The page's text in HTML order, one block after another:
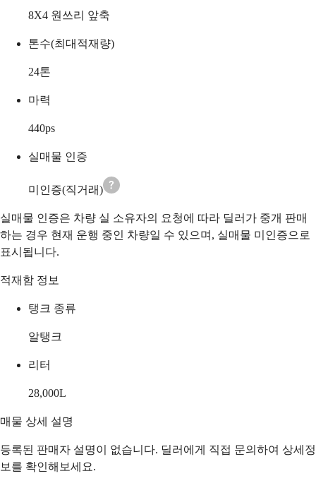
8X4 원쓰리 앞축
톤수(최대적재량)
24톤
마력
440ps
실매물 인증
미인증(직거래)
실매물 인증은 차량 실 소유자의 요청에 따라 딜러가 중개 판매
하는 경우 현재 운행 중인 차량일 수 있으며, 실매물 미인증으로
표시됩니다.
적재함 정보
탱크 종류
알탱크
리터
28,000L
매물 상세 설명
등록된 판매자 설명이 없습니다. 딜러에게 직접 문의하여 상세정
보를 확인해보세요.